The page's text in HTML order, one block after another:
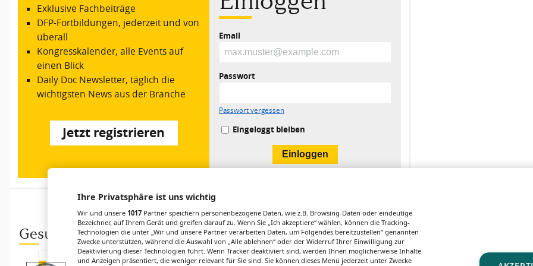
Exklusive Fachbeiträge
DFP-Fortbildungen, jederzeit und von
überall
Kongresskalender, alle Events auf
einen Blick
Daily Doc Newsletter, täglich die
wichtigsten News aus der Branche
Jetzt registrieren
Email
Passwort
Passwort vergessen
Eingeloggt bleiben
Gesund.at entdecken
STANDESPOLITIK RANKING DEMENZ STUDIE INITIATIVE
Ihre Privatsphäre ist uns wichtig
Wir und unsere 1017 Partner speichern personenbezogene Daten, wie z.B. Browsing-Daten oder eindeutige
Bezeichner, auf Ihrem Gerät und greifen darauf zu. Wenn Sie „Ich akzeptiere“ wählen, können die Tracking-
Technologien die unter „Wir und unsere Partner verarbeiten Daten, um Folgendes bereitzustellen“ genannten
Zwecke unterstützen, während die Auswahl von „Alle ablehnen“ oder der Widerruf Ihrer Einwilligung zur
Deaktivierung dieser Technologien führt. Wenn Tracker deaktiviert sind, werden Ihnen möglicherweise Inhalte
und Anzeigen präsentiert, die weniger relevant für Sie sind. Sie können dieses Menü jederzeit unter Zwecke